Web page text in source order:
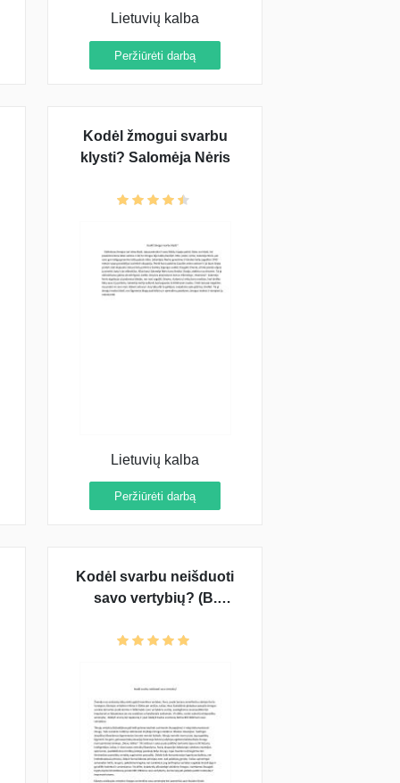
Lietuvių kalba
Peržiūrėti darbą
Kodėl žmogui svarbu
klysti? Salomėja Nėris
Lietuvių kalba
Peržiūrėti darbą
Kodėl svarbu neišduoti
savo vertybių? (B.
J. Biliūnas)